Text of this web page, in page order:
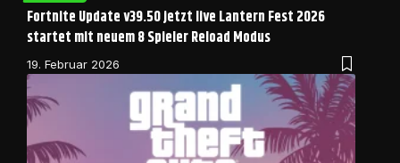
Fortnite Update v39.50 jetzt live Lantern Fest 2026
startet mit neuem 8 Spieler Reload Modus
19. Februar 2026